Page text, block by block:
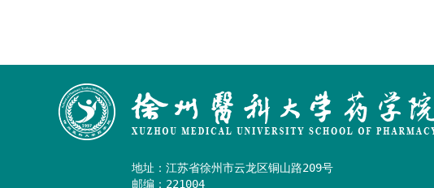
地址：江苏省徐州市云龙区铜山路209号
邮编：221004